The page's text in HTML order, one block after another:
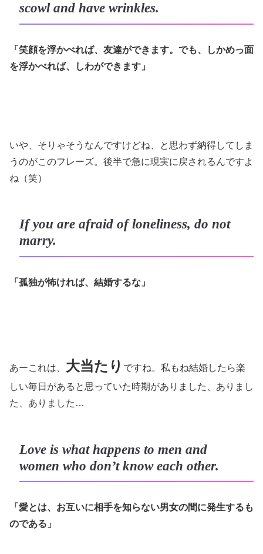
scowl and have wrinkles.
「笑顔を浮かべれば、友達ができます。でも、しかめっ面
を浮かべれば、しわができます」
いや、そりゃそうなんですけどね、と思わず納得してしま
うのがこのフレーズ。後半で急に現実に戻されるんですよ
ね（笑）
If you are afraid of loneliness, do not
marry.
「孤独が怖ければ、結婚するな」
あーこれは、 大当たり ですね。私もね結婚したら楽
しい毎日があると思っていた時期がありました、ありまし
た、ありました…
Love is what happens to men and
women who don’t know each other.
「愛とは、お互いに相手を知らない男女の間に発生するも
のである」